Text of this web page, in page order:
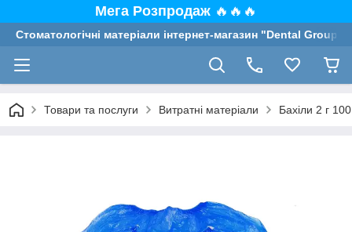
Мега Розпродаж 🔥🔥🔥
Стоматологічні матеріали інтернет-магазин "Dental Group"
Товари та послуги Витратні матеріали Бахіли 2 г